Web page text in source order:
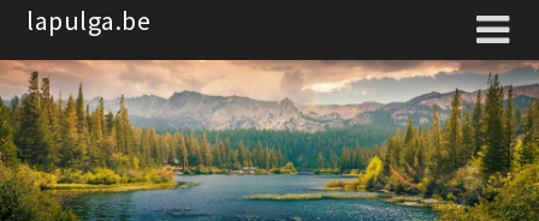
Spring
de
inhoud
lapulga.be